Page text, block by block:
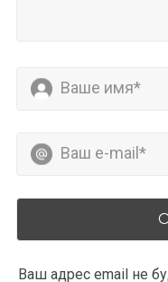
Ваш адрес email не